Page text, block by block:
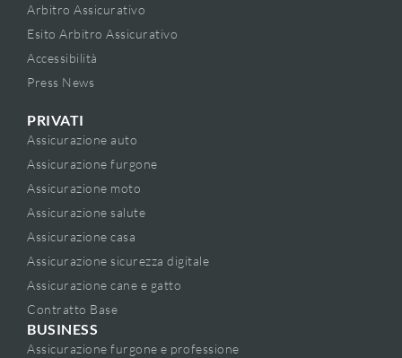
Arbitro Assicurativo
Esito Arbitro Assicurativo
Accessibilità
Press News
PRIVATI
Assicurazione auto
Assicurazione furgone
Assicurazione moto
Assicurazione salute
Assicurazione casa
Assicurazione sicurezza digitale
Assicurazione cane e gatto
Contratto Base
BUSINESS
Assicurazione furgone e professione